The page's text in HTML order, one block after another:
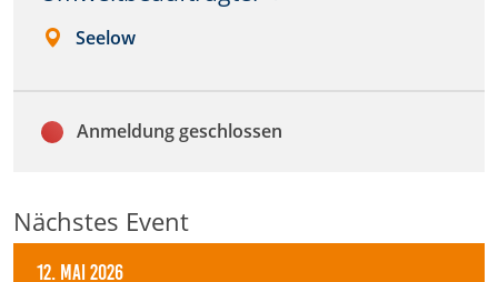
Seelow
Anmeldung geschlossen
Nächstes Event
12. Mai 2026
Anbieter:
Zweck:
Dieser Cookie speichert Informationen zu
Cookie Laufzeit:
24 Stunden